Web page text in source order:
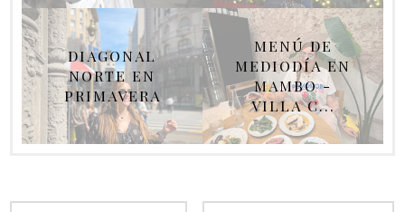
DIAGONAL
NORTE EN
PRIMAVERA
MENÚ DE
MEDIODÍA EN
MAMBO -
VILLA C...